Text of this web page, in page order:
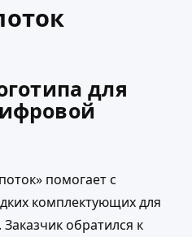
для
помогает с
комплектующих для
обратился к